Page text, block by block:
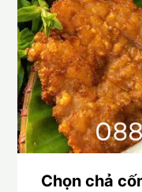
Chọn chả